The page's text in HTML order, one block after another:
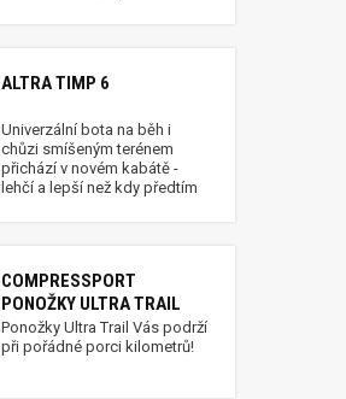
ALTRA TIMP 6
Univerzální bota na běh i
chůzi smíšeným terénem
přichází v novém kabátě -
lehčí a lepší než kdy předtím
COMPRESSPORT
PONOŽKY ULTRA TRAIL
Ponožky Ultra Trail Vás podrží
při pořádné porci kilometrů!